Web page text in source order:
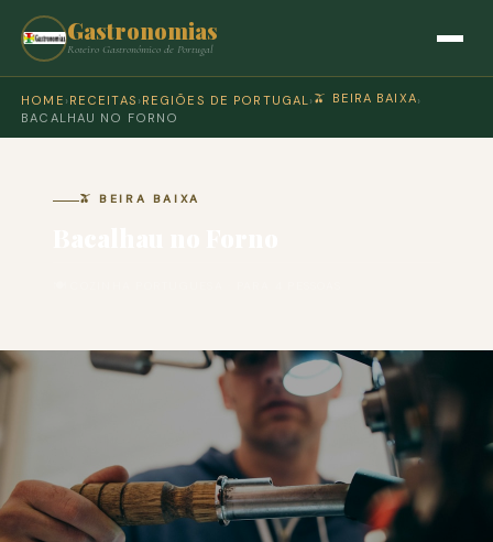
Gastronomias
Roteiro Gastronómico de Portugal
HOME › RECEITAS › REGIÕES DE PORTUGAL › 🫒 BEIRA BAIXA›
BACALHAU NO FORNO
🫒 BEIRA BAIXA